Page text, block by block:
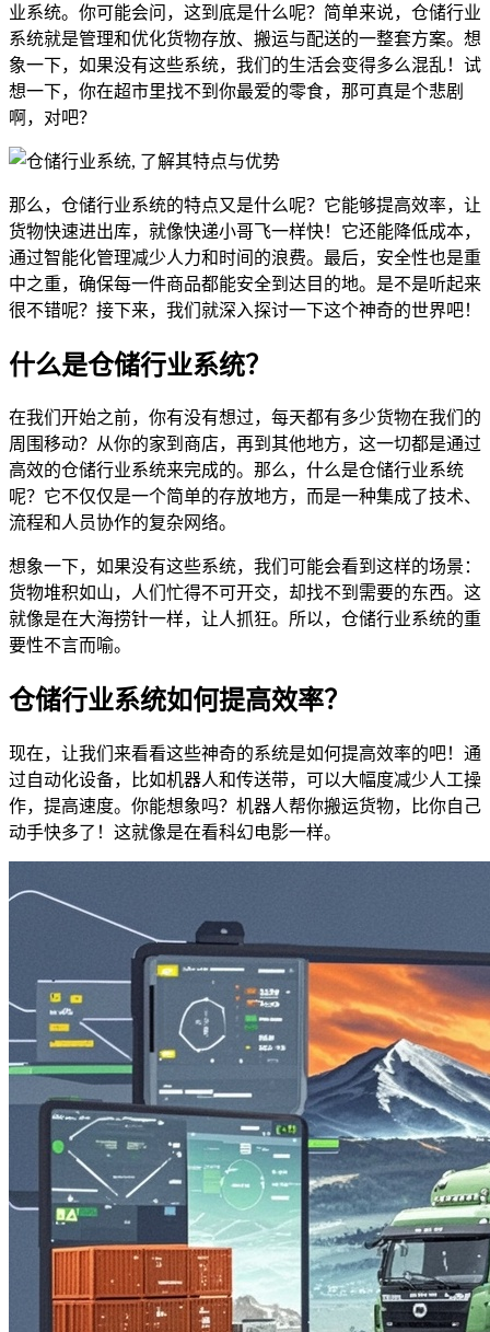
业系统。你可能会问，这到底是什么呢？简单来说，仓储行业
系统就是管理和优化货物存放、搬运与配送的一整套方案。想
象一下，如果没有这些系统，我们的生活会变得多么混乱！试
想一下，你在超市里找不到你最爱的零食，那可真是个悲剧
啊，对吧？
那么，仓储行业系统的特点又是什么呢？它能够提高效率，让
货物快速进出库，就像快递小哥飞一样快！它还能降低成本，
通过智能化管理减少人力和时间的浪费。最后，安全性也是重
中之重，确保每一件商品都能安全到达目的地。是不是听起来
很不错呢？接下来，我们就深入探讨一下这个神奇的世界吧！
什么是仓储行业系统？
在我们开始之前，你有没有想过，每天都有多少货物在我们的
周围移动？从你的家到商店，再到其他地方，这一切都是通过
高效的仓储行业系统来完成的。那么，什么是仓储行业系统
呢？它不仅仅是一个简单的存放地方，而是一种集成了技术、
流程和人员协作的复杂网络。
想象一下，如果没有这些系统，我们可能会看到这样的场景：
货物堆积如山，人们忙得不可开交，却找不到需要的东西。这
就像是在大海捞针一样，让人抓狂。所以，仓储行业系统的重
要性不言而喻。
仓储行业系统如何提高效率？
现在，让我们来看看这些神奇的系统是如何提高效率的吧！通
过自动化设备，比如机器人和传送带，可以大幅度减少人工操
作，提高速度。你能想象吗？机器人帮你搬运货物，比你自己
动手快多了！这就像是在看科幻电影一样。